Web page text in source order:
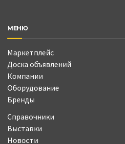
МЕНЮ
Маркетплейс
Доска объявлений
Компании
Оборудование
Бренды
Справочники
Выставки
Новости